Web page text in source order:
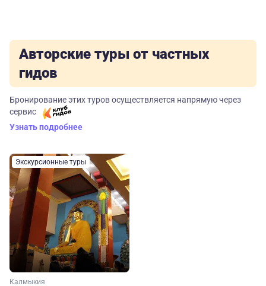
Авторские туры от частных
гидов
Бронирование этих туров осуществляется напрямую через
сервис
Узнать подробнее
Экскурсионные туры
Калмыкия